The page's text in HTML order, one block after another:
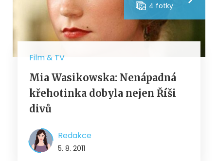
4 fotky
Film & TV
Mia Wasikowska: Nenápadná
křehotinka dobyla nejen Říši
divů
Redakce
5. 8. 2011